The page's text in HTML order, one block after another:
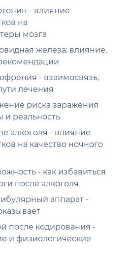
- влияние
на
мозга
железа: влияние,
- взаимосвязь,
лечения
риска заражения
и реальность
алкоголя - влияние
на качество ночного
- как избавиться
после алкоголя
аппарат -
после кодирования -
и физиологические